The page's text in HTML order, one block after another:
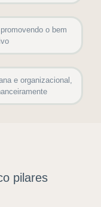
o bem
e organizacional,
pilares